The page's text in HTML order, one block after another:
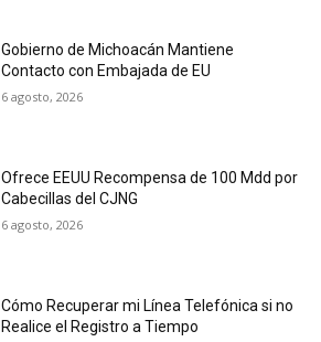
Gobierno de Michoacán Mantiene
Contacto con Embajada de EU
6 agosto, 2026
Ofrece EEUU Recompensa de 100 Mdd por
Cabecillas del CJNG
6 agosto, 2026
Cómo Recuperar mi Línea Telefónica si no
Realice el Registro a Tiempo